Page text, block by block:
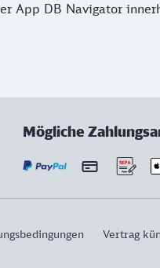
App DB Navigator
Mögliche
Vertrag